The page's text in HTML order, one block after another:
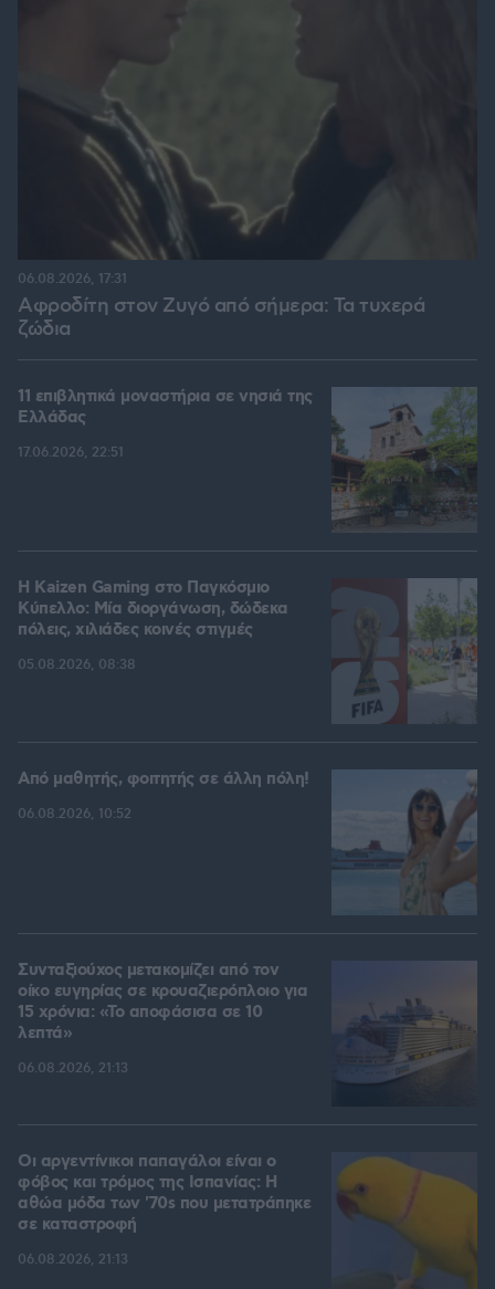
Αφροδίτη στον Ζυγό από σήμερα: Τα τυχερά
ζώδια
06.08.2026, 17:31
11 επιβλητικά μοναστήρια σε νησιά της
Ελλάδας
17.06.2026, 22:51
H Kaizen Gaming στο Παγκόσμιο
Kύπελλο: Μία διοργάνωση, δώδεκα
πόλεις, χιλιάδες κοινές στιγμές
05.08.2026, 08:38
Από μαθητής, φοιτητής σε άλλη πόλη!
06.08.2026, 10:52
Συνταξιούχος μετακομίζει από τον
οίκο ευγηρίας σε κρουαζιερόπλοιο για
15 χρόνια: «Το αποφάσισα σε 10
λεπτά»
06.08.2026, 21:13
Οι αργεντίνικοι παπαγάλοι είναι ο
φόβος και τρόμος της Ισπανίας: Η
αθώα μόδα των '70s που μετατράπηκε
σε καταστροφή
06.08.2026, 21:13